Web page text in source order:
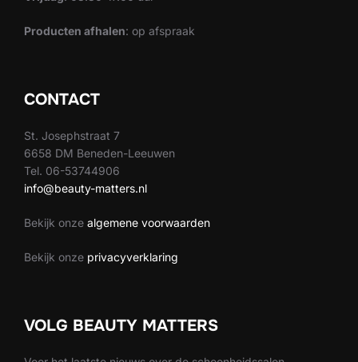
Producten afhalen: op afspraak
CONTACT
St. Josephstraat 7
6658 DM Beneden-Leeuwen
Tel. 06-53744906
info@beauty-matters.nl
Bekijk onze algemene voorwaarden
Bekijk onze privacyverklaring
VOLG BEAUTY MATTERS